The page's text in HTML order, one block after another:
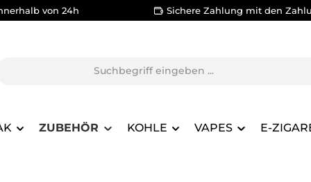
von 24h Sichere Zahlung mit den
ZUBEHÖR KOHLE VAPES E-